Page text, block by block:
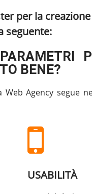
per la
seguente:
BENE?
Agency segue
USABILITÀ